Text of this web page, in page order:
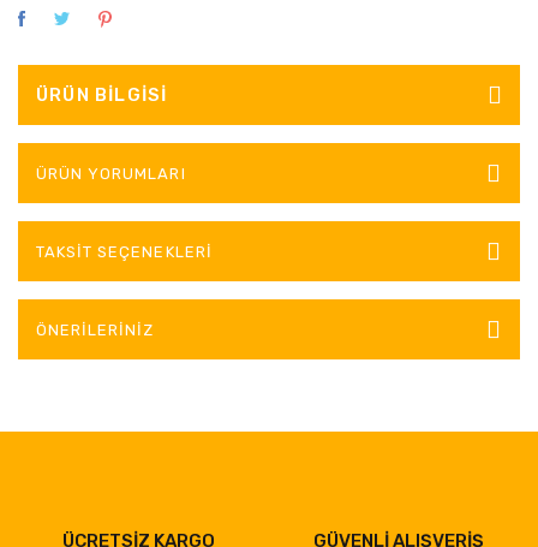
ÜRÜN BILGISI
ÜRÜN YORUMLARI
TAKSIT SEÇENEKLERI
ÖNERILERINIZ
ÜCRETSİZ KARGO
GÜVENLİ ALIŞVERİŞ